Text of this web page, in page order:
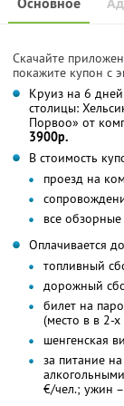
Скачайте
покажите купон с
Круиз на 6
столицы:
Порвоо» от
3900р.
В стоимость
проезд на
все обзорные
Оплачивается
топливный
дорожный
билет на
(место в в 2-
шенгенская
за питание
€/чел.; ужин